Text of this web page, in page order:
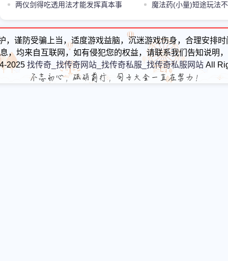
家征战攻城战目标门儿清
两仪剑得吃透用法才能发挥真本事
魔法药(小量)短途玩法
道具
，谨防受骗上当，适度游戏益脑，沉迷游戏伤身，合理安排
，均来自互联网，如有侵犯您的权益，请联系我们告知说明
2025 找传奇_找传奇网站_找传奇私服_找传奇私服网站All